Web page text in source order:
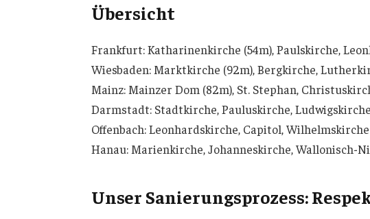
Übersicht
Frankfurt: Katharinenkirche (54m), Paulskirche,
Wiesbaden: Marktkirche (92m), Bergkirche,
Mainz: Mainzer Dom (82m), St. Stephan,
Darmstadt: Stadtkirche, Pauluskirche, Ludwigskirche
Offenbach: Leonhardskirche, Capitol, Wilhelmskirche
Hanau: Marienkirche, Johanneskirche, Wallonisch-
Unser Sanierungsprozess: